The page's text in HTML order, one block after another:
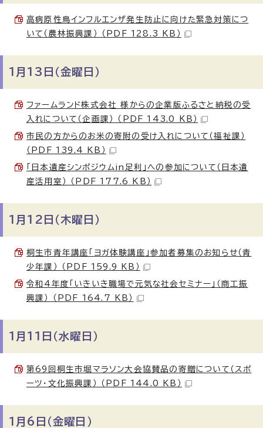
高病原性鳥インフルエンザ発生防止に向けた緊急対策につ
いて（農林振興課） （PDF 128.3 KB）
1月13日（金曜日）
ファームランド株式会社 様からの企業版ふるさと納税の受
入れについて（企画課） （PDF 143.0 KB）
市民の方からのお米の寄附の受け入れについて（福祉課）
（PDF 139.4 KB）
「日本遺産シンポジウムin足利」への参加について（日本遺
産活用室） （PDF 177.6 KB）
1月12日（木曜日）
桐生市青年講座「ヨガ体験講座」参加者募集のお知らせ（青
少年課） （PDF 159.9 KB）
令和4年度「いきいき職場で元気な社会セミナー」（商工振
興課） （PDF 164.7 KB）
1月11日（水曜日）
第69回桐生市堀マラソン大会協賛品の寄贈について（スポ
ーツ・文化振興課） （PDF 144.0 KB）
1月6日（金曜日）